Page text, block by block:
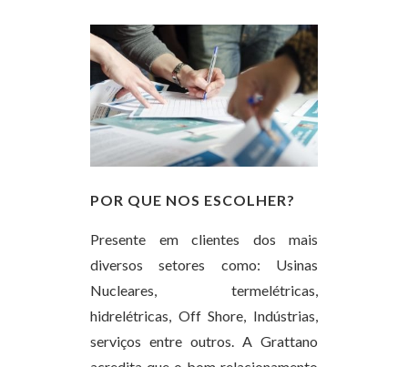
POR QUE NOS ESCOLHER?
Presente em clientes dos mais
diversos setores como: Usinas
Nucleares, termelétricas,
hidrelétricas, Off Shore, Indústrias,
serviços entre outros. A Grattano